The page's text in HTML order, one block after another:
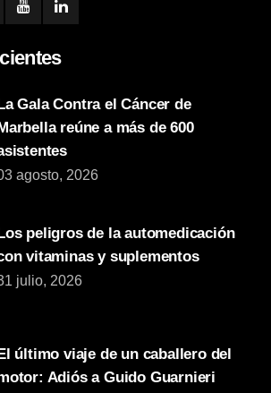
La Gala Contra el Cáncer de
Marbella reúne a más de 600
agosto, 2026
Los peligros de la automedicación
vitaminas y suplementos
julio, 2026
El último viaje de un caballero del
Adiós a Guido Guarnieri